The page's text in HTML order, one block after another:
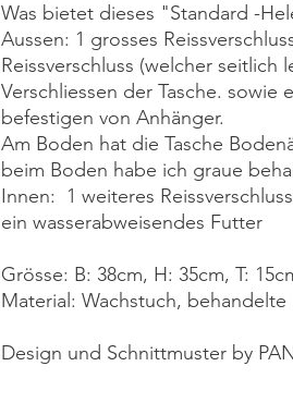
Was bietet dieses "Standard -
Aussen: 1 grosses
Reissverschluss (welcher seitlich
Verschliessen der Tasche. sowie
befestigen von Anhänger.
Am Boden hat die Tasche
beim Boden habe ich graue
Innen: 1 weiteres
ein wasserabweisendes Futter
Grösse: B: 38cm, H: 35cm, T:
Material: Wachstuch,
Design und Schnittmuster by